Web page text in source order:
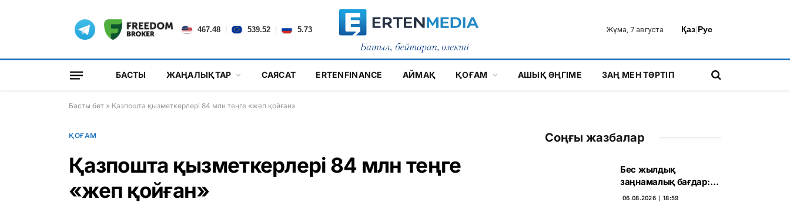
467.48 539.52 5.73 Жұма, 7 августа Қаз|Рус
БАСТЫ ЖАҢАЛЫҚТАР САЯСАТ ERTENFINANCE АЙМАҚ ҚОҒАМ АШЫҚ ӘҢГІМЕ ЗАҢ МЕН ТӘРТІП
Басты бет » Қазпошта қызметкерлері 84 млн теңге «жеп қойған»
ҚОҒАМ
Қазпошта қызметкерлері 84 млн теңге
«жеп қойған»
Соңғы жазбалар
Бес жылдық
заңнамалық бағдар:
Мелконян Құрылтай
06.08.2026 ∣ 18:59